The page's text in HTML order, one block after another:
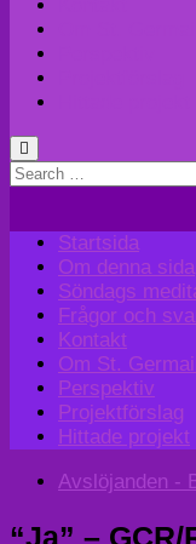
Search
Startsida
Om denna sida
Söndags
Frågor och
Kontakt
Om St.
Perspektiv
Projektförslag
Hittade projekt
Avslöjanden -
“Ja” –